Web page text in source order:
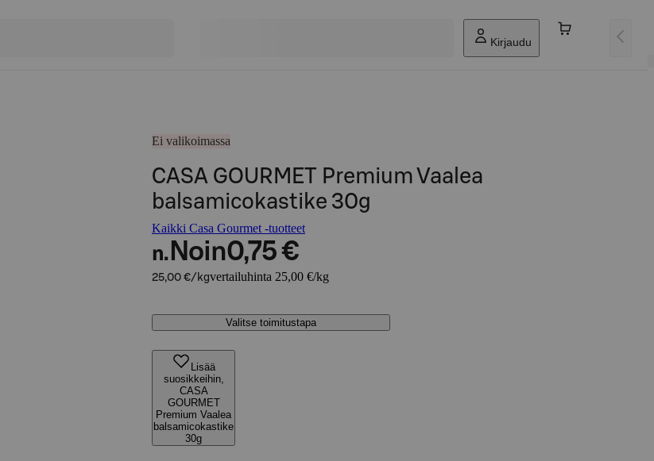
Kirjaudu
Ei valikoimassa
CASA GOURMET Premium Vaalea
balsamicokastike 30g
Kaikki Casa Gourmet -tuotteet
n. Noin0,75 €
25,00 €/kgvertailuhinta 25,00 €/kg
Valitse toimitustapa
Lisää
suosikkeihin,
CASA
GOURMET
Premium Vaalea
balsamicokastike
30g